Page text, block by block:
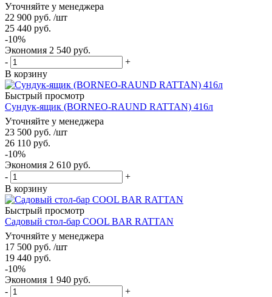
Уточняйте у менеджера
22 900 руб. /шт
25 440 руб.
-10%
Экономия 2 540 руб.
-
+
В корзину
Быстрый просмотр
Сундук-ящик (BORNEO-RAUND RATTAN) 416л
Уточняйте у менеджера
23 500 руб. /шт
26 110 руб.
-10%
Экономия 2 610 руб.
-
+
В корзину
Быстрый просмотр
Садовый стол-бар COOL BAR RATTAN
Уточняйте у менеджера
17 500 руб. /шт
19 440 руб.
-10%
Экономия 1 940 руб.
-
+